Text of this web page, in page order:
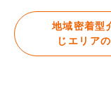
地域密着型
じエリア